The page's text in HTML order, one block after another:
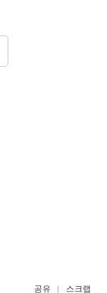
공유 스크랩